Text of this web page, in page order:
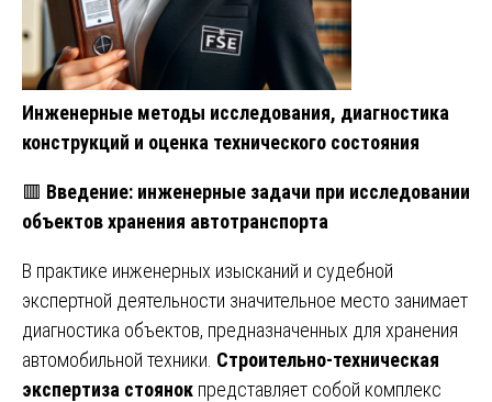
Инженерные методы исследования, диагностика
конструкций и оценка технического состояния
🟥 Введение: инженерные задачи при исследовании
объектов хранения автотранспорта
В практике инженерных изысканий и судебной
экспертной деятельности значительное место занимает
диагностика объектов, предназначенных для хранения
автомобильной техники. Строительно-техническая
экспертиза стоянок представляет собой комплекс